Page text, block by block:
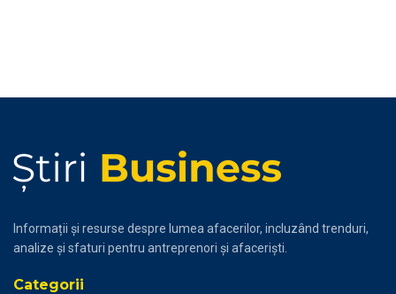
Informații și resurse despre lumea afacerilor, incluzând trenduri,
analize și sfaturi pentru antreprenori și afaceriști.
Categorii